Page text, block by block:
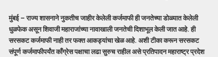
मुंबई – राज्य शासनाने नुकतीच जाहीर केलेली कर्जमाफी ही जनतेच्या डोळ्यात केलेली
धुळफेक असून शिवाजी महाराजांच्या नावाखाली जनतेची दिशाभूल केली जात आहे. ही
सरसकट कर्जमाफी नाही तर फक्त आकड्यांचा खेळ आहे. अशी टीका करून सरसकट
संपूर्ण कर्जमाफीपर्यंत काँग्रेस पक्षाचा लढा सुरुच राहील असे प्रतिपादन महाराष्ट्र प्रदेश